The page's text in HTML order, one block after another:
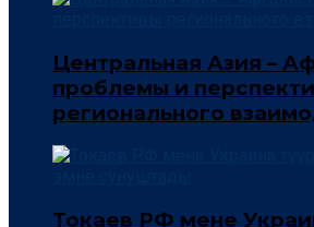
Центральная Азия –
проблемы и
регионального
Токаев РФ мене